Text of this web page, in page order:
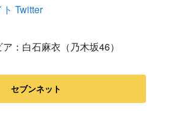
Twitter
：白石麻衣（乃木坂46）
セブンネット